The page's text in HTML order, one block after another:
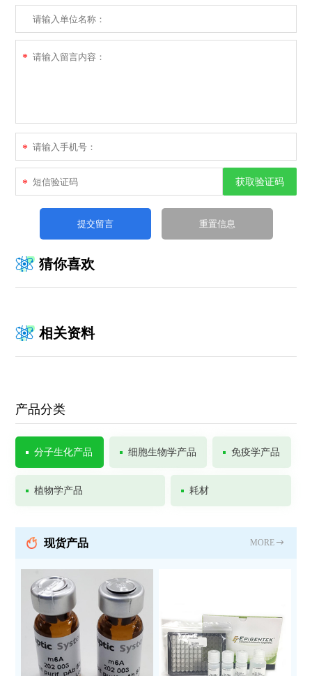
*
*
* 获取验证码
猜你喜欢
相关资料
产品分类
分子生化产品 细胞生物学产品 免疫学产品
植物学产品 耗材
现货产品 MORE